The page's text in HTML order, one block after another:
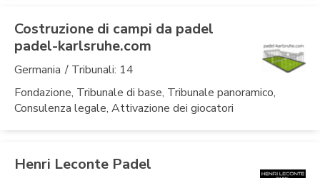
Costruzione di campi da padel
padel-karlsruhe.com
Germania / Tribunali: 14
Fondazione, Tribunale di base, Tribunale panoramico,
Consulenza legale, Attivazione dei giocatori
Henri Leconte Padel